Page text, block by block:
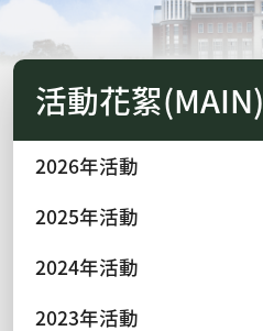
活動花絮(MAIN)
2026年活動
2025年活動
2024年活動
2023年活動